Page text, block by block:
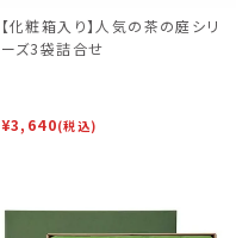
【化粧箱入り】人気の茶の庭シリ
ーズ3袋詰合せ
¥3,640(税込)